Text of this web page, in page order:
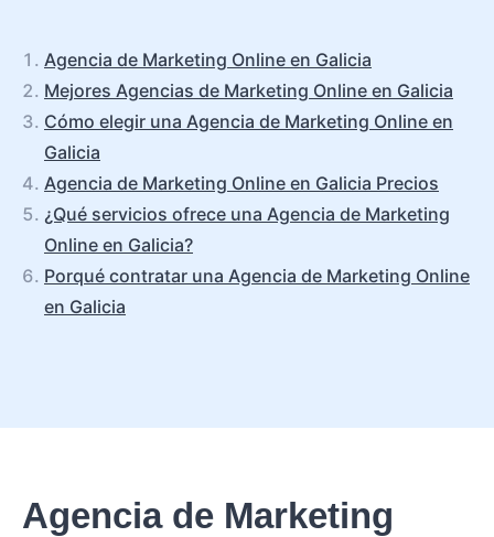
Agencia de Marketing Online en Galicia
Mejores Agencias de Marketing Online en Galicia
Cómo elegir una Agencia de Marketing Online en
Galicia
Agencia de Marketing Online en Galicia Precios
¿Qué servicios ofrece una Agencia de Marketing
Online en Galicia?
Porqué contratar una Agencia de Marketing Online
en Galicia
Agencia de Marketing